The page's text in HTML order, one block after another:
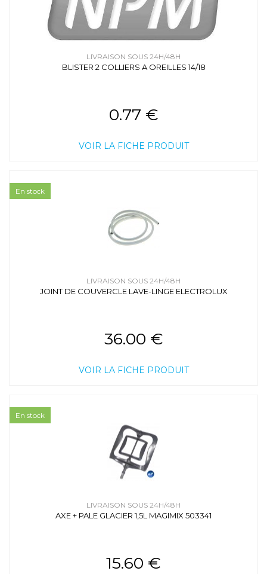
LIVRAISON SOUS 24H/48H
BLISTER 2 COLLIERS A OREILLES 14/18
0.77 €
VOIR LA FICHE PRODUIT
LIVRAISON SOUS 24H/48H
JOINT DE COUVERCLE LAVE-LINGE ELECTROLUX
36.00 €
VOIR LA FICHE PRODUIT
En stock
LIVRAISON SOUS 24H/48H
AXE + PALE GLACIER 1,5L MAGIMIX 503341
15.60 €
En stock